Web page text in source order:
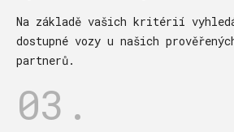
Na základě vašich kritérií
dostupné vozy u našich
partnerů.
03.